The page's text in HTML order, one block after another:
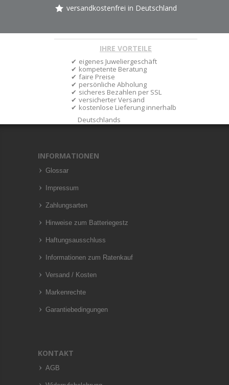
versandkostenfrei in Deutschland
IHRE VORTEILE
eigenes Juweliergeschäft
kompetente Beratung
faire Preise
persönliche Abholung
sicheres Bezahlen per SSL
versicherter Versand
kostenlose Lieferung innerhalb
Deutschlands
INFORMATIONEN
Glossar
Impressum
Zahlungsarten
Hinweise zum Batteriegestz
Haftungsausschluss
Informationen zum Ratenkauf
Versand / Kosten
Markenrechte
Garantiebedingungen
KONTAKT
AGB